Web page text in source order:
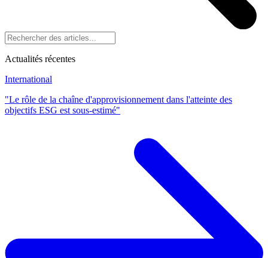
Actualités récentes
International
"Le rôle de la chaîne d'approvisionnement dans l'atteinte des
objectifs ESG est sous-estimé"